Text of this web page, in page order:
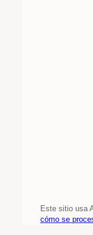
Este sitio usa
cómo se